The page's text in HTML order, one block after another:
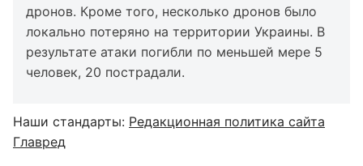
дронов. Кроме того, несколько дронов было
локально потеряно на территории Украины. В
результате атаки погибли по меньшей мере 5
человек, 20 пострадали.
Наши стандарты: Редакционная политика сайта
Главред